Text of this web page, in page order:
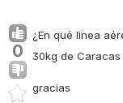
0
¿En qué linea
30kg de Caracas
gracias